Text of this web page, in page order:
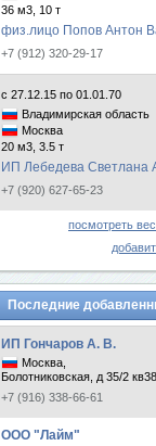
36 м3, 10 т
физ.лицо Попов Антон
+7 (912) 320-29-17
с 27.12.15 по 01.01.70
Владимирская область
Москва
20 м3, 3.5 т
ИП Лебедева Светлана
+7 (920) 627-65-23
посмотреть
Последние
ИП Гончаров А. В.
Москва,
Болотниковская, д 35/2 кв38
+7 (916) 338-66-61
ООО "Лайм"